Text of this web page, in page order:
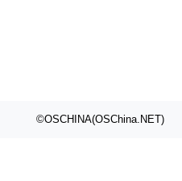
©OSCHINA(OSChina.NET)